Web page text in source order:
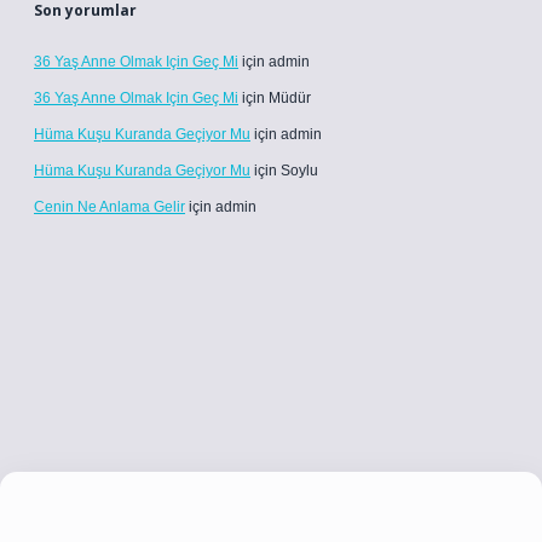
Son yorumlar
36 Yaş Anne Olmak Için Geç Mi için admin
36 Yaş Anne Olmak Için Geç Mi için Müdür
Hüma Kuşu Kuranda Geçiyor Mu için admin
Hüma Kuşu Kuranda Geçiyor Mu için Soylu
Cenin Ne Anlama Gelir için admin
betci.cobetci girişbetci girişhiltonbet yeni giriş